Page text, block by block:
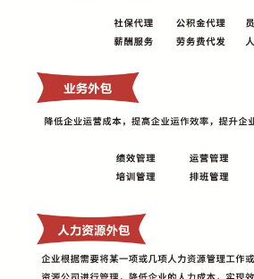
优化用人单位财务报表，提高财务竞争力。